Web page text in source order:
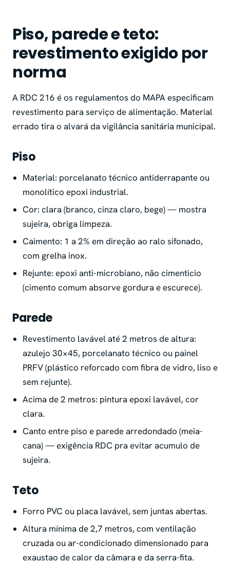
Piso, parede e teto:
revestimento exigido por
norma
A RDC 216 é os regulamentos do MAPA especificam
revestimento para serviço de alimentação. Material
errado tira o alvará da vigilância sanitária municipal.
Piso
Material: porcelanato técnico antiderrapante ou
monolítico epoxi industrial.
Cor: clara (branco, cinza claro, bege) — mostra
sujeira, obriga limpeza.
Caimento: 1 a 2% em direção ao ralo sifonado,
com grelha inox.
Rejunte: epoxi anti-microbiano, não cimenticio
(cimento comum absorve gordura e escurece).
Parede
Revestimento lavável até 2 metros de altura:
azulejo 30×45, porcelanato técnico ou painel
PRFV (plástico reforcado com fibra de vidro, liso e
sem rejunte).
Acima de 2 metros: pintura epoxi lavável, cor
clara.
Canto entre piso e parede arredondado (meia-
cana) — exigência RDC pra evitar acumulo de
sujeira.
Teto
Forro PVC ou placa lavável, sem juntas abertas.
Altura mínima de 2,7 metros, com ventilação
cruzada ou ar-condicionado dimensionado para
exaustao de calor da câmara e da serra-fita.